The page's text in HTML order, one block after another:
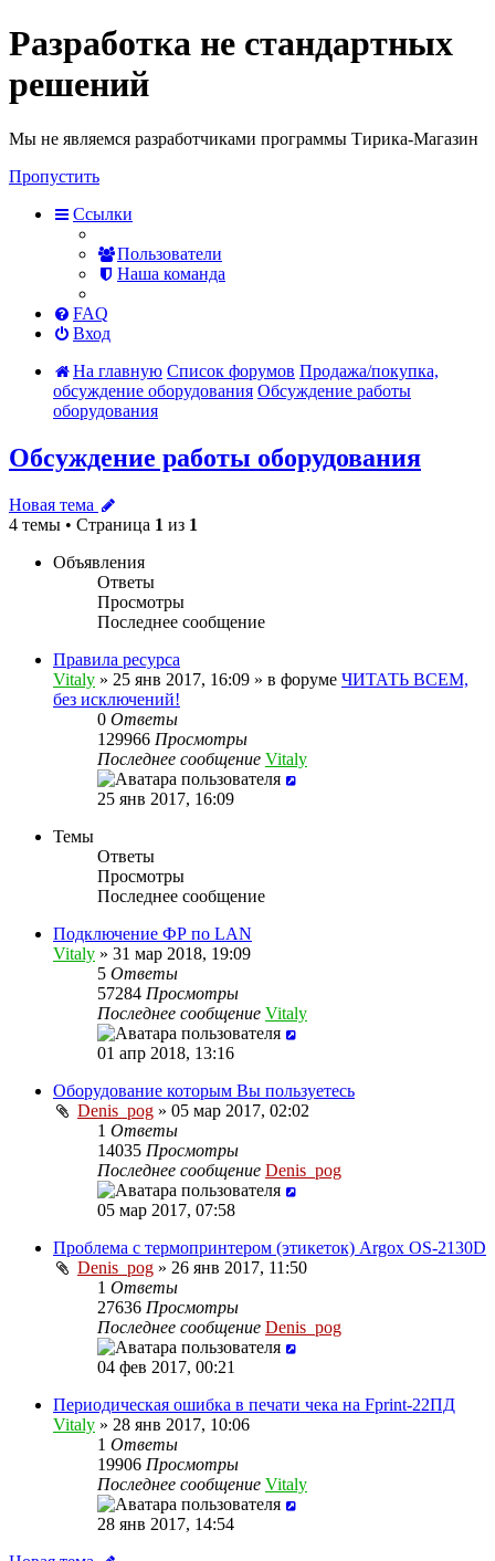
Разработка не стандартных
решений
Мы не являемся разработчиками программы Тирика-Магазин
Пропустить
Ссылки
Пользователи
Наша команда
FAQ
Вход
На главную Список форумов Продажа/покупка,
обсуждение оборудования Обсуждение работы
оборудования
Обсуждение работы оборудования
Новая тема
4 темы • Страница 1 из 1
Объявления
Ответы
Просмотры
Последнее сообщение
Правила ресурса
Vitaly » 25 янв 2017, 16:09 » в форуме ЧИТАТЬ ВСЕМ,
без исключений!
0 Ответы
129966 Просмотры
Последнее сообщение Vitaly
25 янв 2017, 16:09
Темы
Ответы
Просмотры
Последнее сообщение
Подключение ФР по LAN
Vitaly » 31 мар 2018, 19:09
5 Ответы
57284 Просмотры
Последнее сообщение Vitaly
01 апр 2018, 13:16
Оборудование которым Вы пользуетесь
Denis_pog » 05 мар 2017, 02:02
1 Ответы
14035 Просмотры
Последнее сообщение Denis_pog
05 мар 2017, 07:58
Проблема с термопринтером (этикеток) Argox OS-2130D
Denis_pog » 26 янв 2017, 11:50
1 Ответы
27636 Просмотры
Последнее сообщение Denis_pog
04 фев 2017, 00:21
Периодическая ошибка в печати чека на Fprint-22ПД
Vitaly » 28 янв 2017, 10:06
1 Ответы
19906 Просмотры
Последнее сообщение Vitaly
28 янв 2017, 14:54